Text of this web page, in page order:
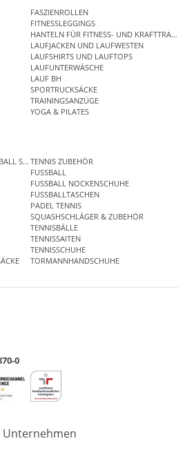
FASZIENROLLEN
FITNESSLEGGINGS
HANTELN FÜR FITNESS- UND
LAUFJACKEN UND LAUFWESTEN
LAUFSHIRTS UND LAUFTOPS
LAUFUNTERWÄSCHE
LAUF BH
SPORTRUCKSÄCKE
TRAININGSANZÜGE
YOGA & PILATES
SETSTENNIS ZUBEHÖR
FUSSBALL
FUSSBALL NOCKENSCHUHE
FUSSBALLTASCHEN
PADEL TENNIS
SQUASHSCHLÄGER & ZUBEHÖR
TENNISBÄLLE
TENNISSAITEN
TENNISSCHUHE
TORMANNHANDSCHUHE
0
Unternehmen